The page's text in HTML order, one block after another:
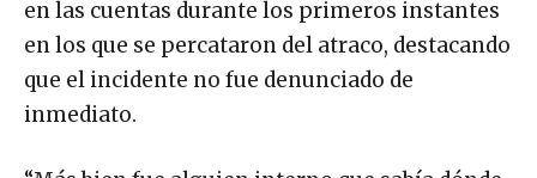
en las cuentas durante los primeros instantes
en los que se percataron del atraco, destacando
que el incidente no fue denunciado de
inmediato.